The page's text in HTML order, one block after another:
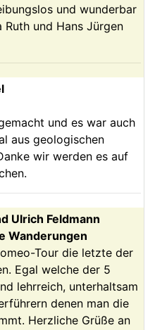
und wunderbar
und Hans Jürgen
und es war auch
aus geologischen
wir werden es auf
Ulrich Feldmann
Wanderungen
Tour die letzte der
Egal welche der 5
lehrreich, unterhaltsam
denen man die
Herzliche Grüße an